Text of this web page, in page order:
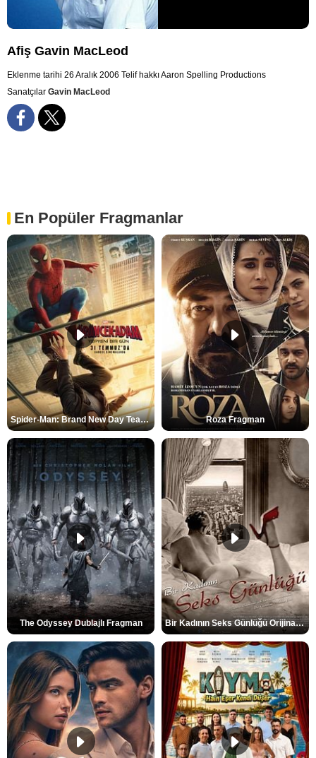
Afiş Gavin MacLeod
Eklenme tarihi 26 Aralık 2006 Telif hakkı Aaron Spelling Productions
Sanatçılar Gavin MacLeod
En Popüler Fragmanlar
Spider-Man: Brand New Day Teaser Roza Fragman
The Odyssey Dublajlı Fragman Bir Kadının Seks Günlüğü Orijinal Fragman